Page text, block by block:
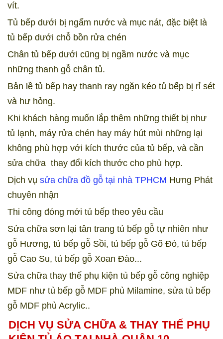
vít.
Tủ bếp dưới bị ngấm nước và mục nát, đặc biệt là
tủ bếp dưới chỗ bồn rửa chén
Chân tủ bếp dưới cũng bị ngầm nước và mục
những thanh gỗ chân tủ.
Bản lề tủ bếp hay thanh ray ngăn kéo tủ bếp bị rỉ sét
và hư hỏng.
Khi khách hàng muốn lắp thêm những thiết bị như
tủ lạnh, máy rửa chén hay máy hút mùi những lại
không phù hợp với kích thước của tủ bếp, và cần
sửa chữa thay đổi kích thước cho phù hợp.
Dịch vụ sửa chữa đồ gỗ tại nhà TPHCM Hưng Phát
chuyên nhận
Thi công đóng mới tủ bếp theo yêu cầu
Sửa chữa sơn lại tân trang tủ bếp gỗ tự nhiên như
gỗ Hương, tủ bếp gỗ Sồi, tủ bếp gỗ Gõ Đỏ, tủ bếp
gỗ Cao Su, tủ bếp gỗ Xoan Đào...
Sửa chữa thay thế phụ kiện tủ bếp gỗ công nghiệp
MDF như tủ bếp gỗ MDF phủ Milamine, sửa tủ bếp
gỗ MDF phủ Acrylic..
DỊCH VỤ SỬA CHỮA & THAY THẾ PHỤ